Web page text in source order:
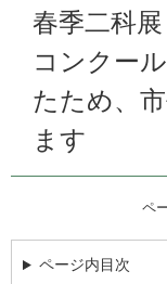
春季二科展
コンクー
たため、
ます
ペ
ページ内目次